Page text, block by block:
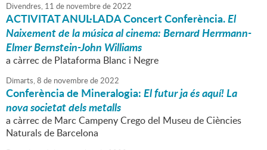
Divendres, 11 de novembrede2022
ACTIVITAT ANUL·LADA Concert Conferència.El
Naixement de la música al cinema: Bernard Herrmann-
Elmer Bernstein-John Williams
a càrrec de Plataforma Blanc i Negre
Dimarts,8 de novembrede2022
Conferència de Mineralogia:El futur ja és aquí! La
nova societat dels metalls
a càrrec de Marc Campeny Crego del Museu de Ciències
Naturals de Barcelona